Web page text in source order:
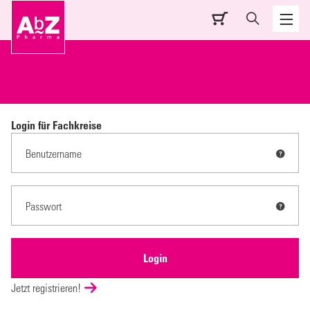
Login für Fachkreise
Jetzt registrieren!